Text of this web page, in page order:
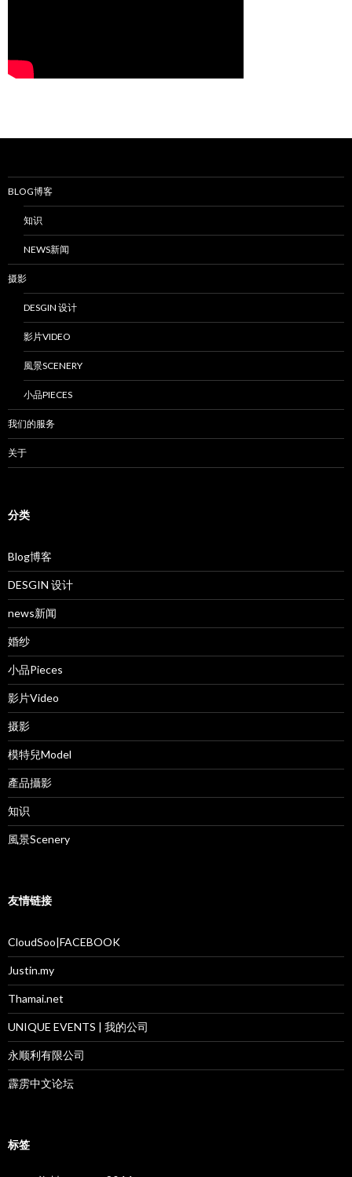
BLOG博客
知识
NEWS新闻
摄影
DESGIN 设计
影片VIDEO
風景SCENERY
小品PIECES
我们的服务
关于
分类
Blog博客
DESGIN 设计
news新闻
婚纱
小品Pieces
影片Video
摄影
模特兒Model
產品攝影
知识
風景Scenery
友情链接
CloudSoo|FACEBOOK
Justin.my
Thamai.net
UNIQUE EVENTS | 我的公司
永顺利有限公司
霹雳中文论坛
标签